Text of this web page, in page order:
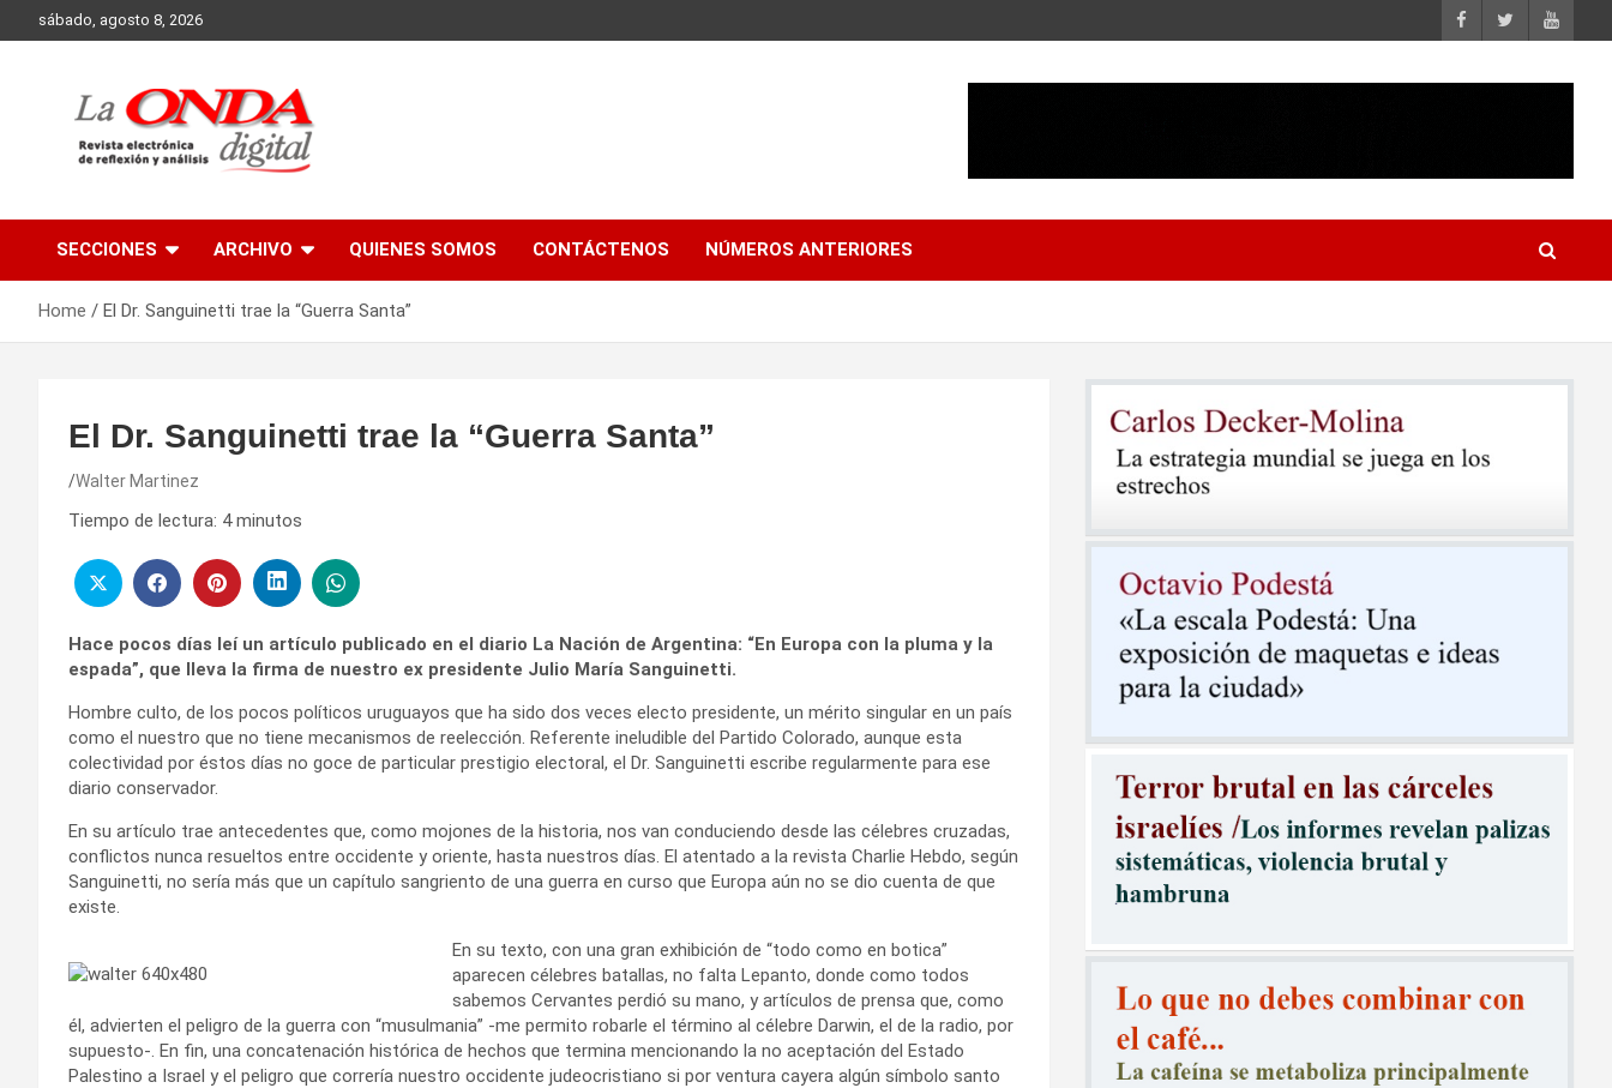
to
sábado, agosto 8, 2026
SECCIONES ARCHIVO QUIENES SOMOS CONTÁCTENOS NÚMEROS ANTERIORES
Home El Dr. Sanguinetti trae la “Guerra Santa”
El Dr. Sanguinetti trae la “Guerra Santa”
Walter Martinez
Tiempo de lectura: 4 minutos
Hace pocos días leí un artículo publicado en el diario La Nación de Argentina: “En Europa con la pluma y la
espada”, que lleva la firma de nuestro ex presidente Julio María Sanguinetti.
Hombre culto, de los pocos políticos uruguayos que ha sido dos veces electo presidente, un mérito singular en un país
como el nuestro que no tiene mecanismos de reelección. Referente ineludible del Partido Colorado, aunque esta
colectividad por éstos días no goce de particular prestigio electoral, el Dr. Sanguinetti escribe regularmente para ese
diario conservador.
En su artículo trae antecedentes que, como mojones de la historia, nos van conduciendo desde las célebres cruzadas,
conflictos nunca resueltos entre occidente y oriente, hasta nuestros días. El atentado a la revista Charlie Hebdo, según
Sanguinetti, no sería más que un capítulo sangriento de una guerra en curso que Europa aún no se dio cuenta de que
existe.
En su texto, con una gran exhibición de “todo como en botica”
aparecen célebres batallas, no falta Lepanto, donde como todos
sabemos Cervantes perdió su mano, y artículos de prensa que, como
él, advierten el peligro de la guerra con “musulmania” -me permito robarle el término al célebre Darwin, el de la radio, por
supuesto-. En fin, una concatenación histórica de hechos que termina mencionando la no aceptación del Estado
Palestino a Israel y el peligro que correría nuestro occidente judeocristiano si por ventura cayera algún símbolo santo